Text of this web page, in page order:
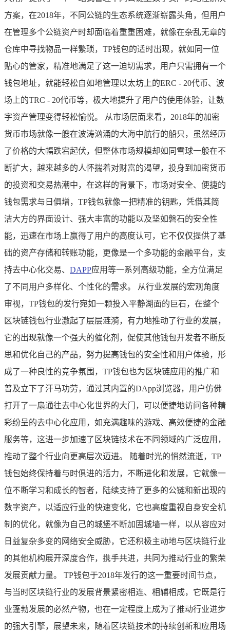
方案，在2018年，不同公链的生态系统逐渐崭露头角，但用户
在管理多个公链资产时却面临着重重困难，就像在杂乱无章的
仓库中寻找物品一样繁琐，TP钱包的适时出现，就如同一位
贴心的管家，精准地满足了这一迫切需求，用户只需拥有一个
钱包地址，就能轻松自如地管理以太坊上的ERC - 20代币、波
场上的TRC - 20代币等，极大地提升了用户的使用体验，让数
字资产管理变得轻松愉悦。 从市场层面来看，2018年的加密
货币市场就像一艘在波涛汹涌的大海中航行的船只，虽然经历
了价格的大幅跌宕起伏，但整体市场规模却如同雪球一般在不
断扩大，越来越多的人怀揣着对财富的渴望，投身到加密货币
的投资和交易热潮中，在这样的背景下，市场对安全、便捷的
钱包需求与日俱增，TP钱包就像一把精准的钥匙，凭借其简
洁大方的界面设计、强大丰富的功能以及坚如磐石的安全性
能，迅速在市场上赢得了用户的高度认可，它不仅仅提供了基
础的资产存储和转账功能，更像是一个多功能的金融平台，支
持去中心化交易、 DAPP应用等一系列高级功能，全方位满足
了不同用户多样化、个性化的需求。 从行业发展的宏观角度
审视，TP钱包的发行宛如一颗投入平静湖面的巨石，在整个
区块链钱包行业激起了层层涟漪，有力地推动了行业的发展，
它的出现就像一个强大的催化剂，促使其他钱包开发者不断反
思和优化自己的产品，努力提高钱包的安全性和用户体验，形
成了一种良性的竞争氛围，TP钱包也为区块链应用的推广和
普及立下了汗马功劳，通过其内置的DApp浏览器，用户仿佛
打开了一扇通往去中心化世界的大门，可以便捷地访问各种精
彩纷呈的去中心化应用，如充满趣味的游戏、高效便捷的金融
服务等，这进一步加速了区块链技术在不同领域的广泛应用，
推动了整个行业向更高层次迈进。 随着时光的悄然流逝，TP
钱包始终保持着与时俱进的活力，不断进化和发展，它就像一
位不断学习和成长的智者，陆续支持了更多的公链和新出现的
数字资产，以适应行业的快速变化，它也高度重视自身安全机
制的优化，就像为自己的城堡不断加固城墙一样，以从容应对
日益复杂多变的网络安全威胁，它还积极主动地与区块链行业
的其他机构展开深度合作，携手共进，共同为推动行业的繁荣
发展贡献力量。 TP钱包于2018年发行的这一重要时间节点，
与当时区块链行业的发展背景紧密相连、相辅相成，它既是行
业蓬勃发展的必然产物，也在一定程度上成为了推动行业进步
的强大引擎，展望未来，随着区块链技术的持续创新和应用场